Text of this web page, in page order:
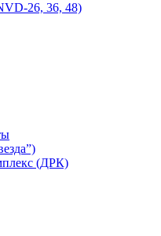
26, 36, 48)
(ДРК)